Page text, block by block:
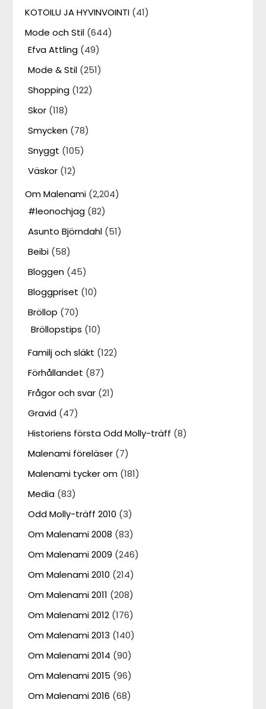
KOTOILU JA HYVINVOINTI (41)
Mode och Stil (644)
Efva Attling (49)
Mode & Stil (251)
Shopping (122)
Skor (118)
Smycken (78)
Snyggt (105)
Väskor (12)
Om Malenami (2,204)
#leonochjag (82)
Asunto Björndahl (51)
Beibi (58)
Bloggen (45)
Bloggpriset (10)
Bröllop (70)
Bröllopstips (10)
Familj och släkt (122)
Förhållandet (87)
Frågor och svar (21)
Gravid (47)
Historiens första Odd Molly-träff (8)
Malenami föreläser (7)
Malenami tycker om (181)
Media (83)
Odd Molly-träff 2010 (3)
Om Malenami 2008 (83)
Om Malenami 2009 (246)
Om Malenami 2010 (214)
Om Malenami 2011 (208)
Om Malenami 2012 (176)
Om Malenami 2013 (140)
Om Malenami 2014 (90)
Om Malenami 2015 (96)
Om Malenami 2016 (68)